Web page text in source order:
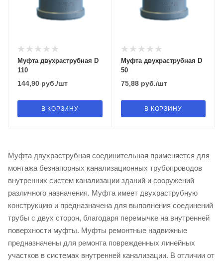
Муфта двухраструбная D
110
144,90 руб./шт
В КОРЗИНУ
Муфта двухраструбная D
50
75,88руб./шт
В КОРЗИНУ
Муфта двухраструбная соединительная применяется для
монтажа безнапорных канализационных трубопроводов
внутренних систем канализации зданий и сооружений
различного назначения. Муфта имеет двухраструбную
конструкцию и предназначена для выполнения соединений
трубы с двух сторон, благодаря перемычке на внутренней
поверхности муфты. Муфты ремонтные надвижные
предназначены для ремонта поврежденных линейных
участков в системах внутренней канализации. В отличии от